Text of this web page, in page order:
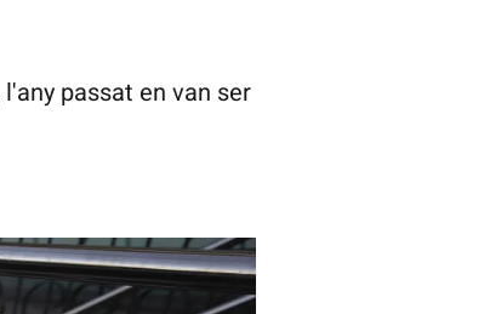
passat en van ser